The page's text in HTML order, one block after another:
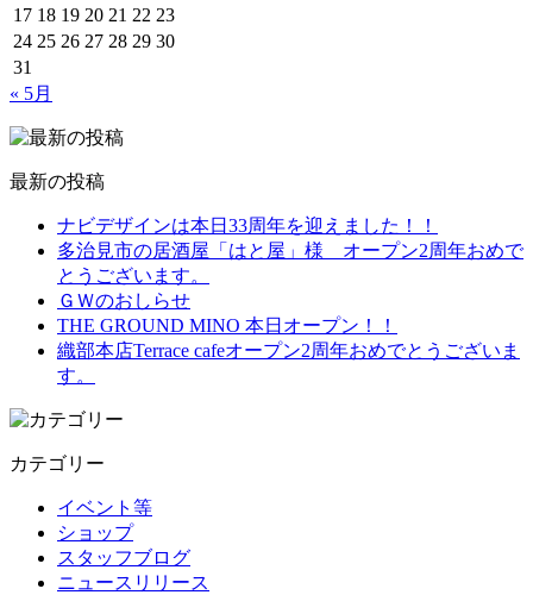
17 18 19 20 21 22 23
24 25 26 27 28 29 30
31
« 5月
最新の投稿
ナビデザインは本日33周年を迎えました！！
多治見市の居酒屋「はと屋」様 オープン2周年おめで
とうございます。
ＧＷのおしらせ
THE GROUND MINO 本日オープン！！
織部本店Terrace cafeオープン2周年おめでとうございま
す。
カテゴリー
イベント等
ショップ
スタッフブログ
ニュースリリース